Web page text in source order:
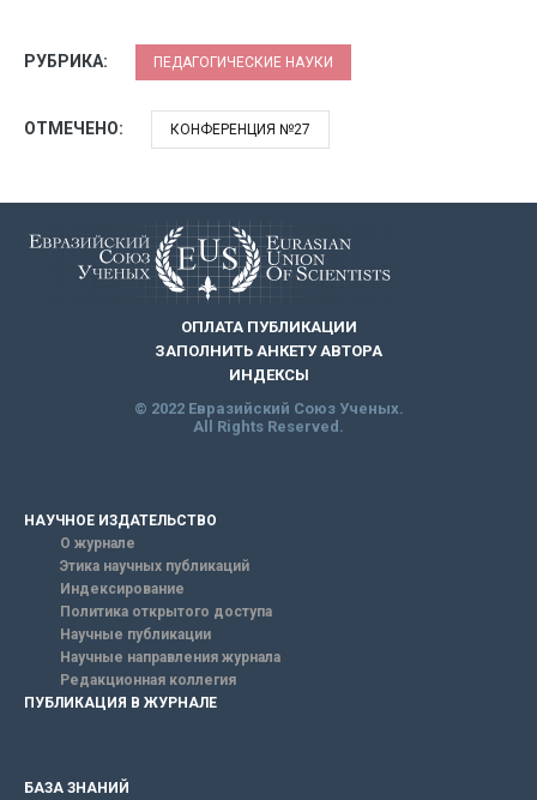
РУБРИКА: ПЕДАГОГИЧЕСКИЕ НАУКИ
ОТМЕЧЕНО: КОНФЕРЕНЦИЯ №27
ОПЛАТА ПУБЛИКАЦИИ
ЗАПОЛНИТЬ АНКЕТУ АВТОРА
ИНДЕКСЫ
© 2022 Евразийский Союз Ученых.
All Rights Reserved.
НАУЧНОЕ ИЗДАТЕЛЬСТВО
О журнале
Этика научных публикаций
Индексирование
Политика открытого доступа
Научные публикации
Научные направления журнала
Редакционная коллегия
ПУБЛИКАЦИЯ В ЖУРНАЛЕ
БАЗА ЗНАНИЙ